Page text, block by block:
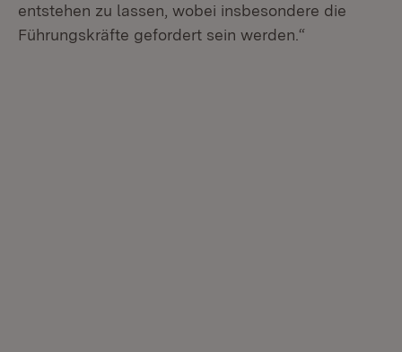
entstehen zu lassen, wobei insbesondere die
Führungskräfte gefordert sein werden.“